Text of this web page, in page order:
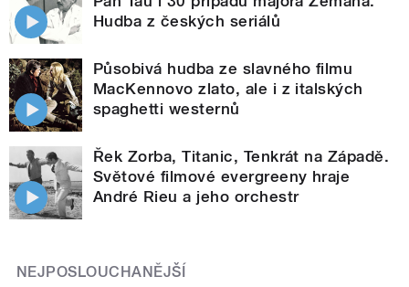
Hudba z českých seriálů
Působivá hudba ze slavného filmu
MacKennovo zlato, ale i z italských
spaghetti westernů
Řek Zorba, Titanic, Tenkrát na Západě.
Světové filmové evergreeny hraje
André Rieu a jeho orchestr
NEJPOSLOUCHANĚJŠÍ